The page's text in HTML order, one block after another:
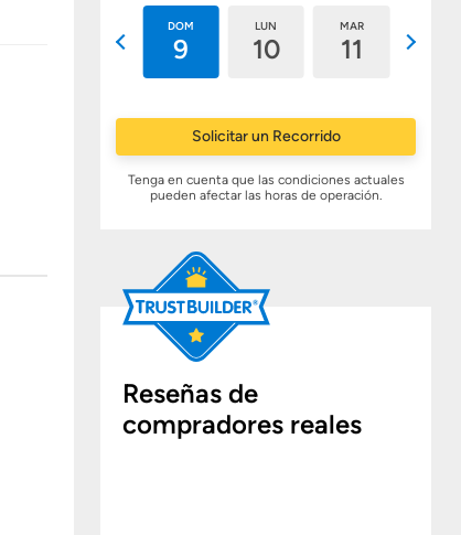
DOM
9
LUN
10
MAR
11
Solicitar un Recorrido
Tenga en cuenta que las condiciones actuales
pueden afectar las horas de operación.
Reseñas de
compradores reales